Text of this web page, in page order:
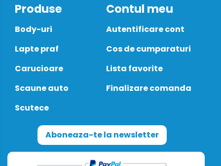
Produse
Body-uri
Lapte praf
Carucioare
Scaune auto
Scutece
Contul meu
Autentificare cont
Cos de cumparaturi
Lista favorite
Finalizare comanda
Aboneaza-te la newsletter